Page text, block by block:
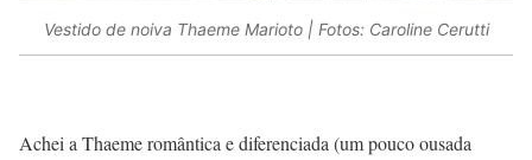
Vestido de noiva Thaeme Marioto | Fotos: Caroline Cerutti
Achei a Thaeme romântica e diferenciada (um pouco ousada